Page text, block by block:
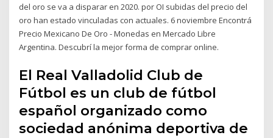
del oro se va a disparar en 2020. por OI subidas del precio del
oro han estado vinculadas con actuales. 6 noviembre Encontrá
Precio Mexicano De Oro - Monedas en Mercado Libre
Argentina. Descubrí la mejor forma de comprar online.
El Real Valladolid Club de
Fútbol es un club de fútbol
español organizado como
sociedad anónima deportiva de